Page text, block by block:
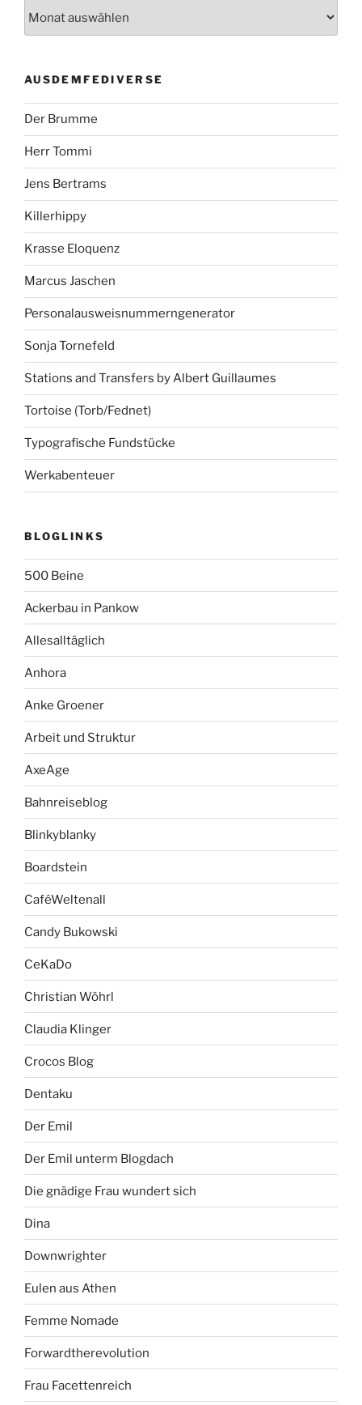
AUSDEMFEDIVERSE
Der Brumme
Herr Tommi
Jens Bertrams
Killerhippy
Krasse Eloquenz
Marcus Jaschen
Personalausweisnummerngenerator
Sonja Tornefeld
Stations and Transfers by Albert Guillaumes
Tortoise (Torb/Fednet)
Typografische Fundstücke
Werkabenteuer
BLOGLINKS
500 Beine
Ackerbau in Pankow
Allesalltäglich
Anhora
Anke Groener
Arbeit und Struktur
AxeAge
Bahnreiseblog
Blinkyblanky
Boardstein
CaféWeltenall
Candy Bukowski
CeKaDo
Christian Wöhrl
Claudia Klinger
Crocos Blog
Dentaku
Der Emil
Der Emil unterm Blogdach
Die gnädige Frau wundert sich
Dina
Downwrighter
Eulen aus Athen
Femme Nomade
Forwardtherevolution
Frau Facettenreich